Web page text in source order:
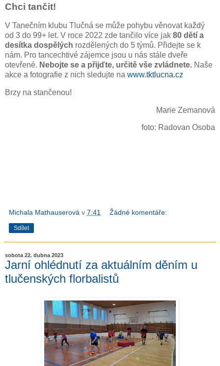
Chci tančit!
V Tanečním klubu Tlučná se může pohybu věnovat každý
od 3 do 99+ let. V roce 2022 zde tančilo více jak 80 dětí a
desítka dospělých rozdělených do 5 týmů. Přidejte se k
nám. Pro tancechtivé zájemce jsou u nás stále dveře
otevřené. Nebojte se a přijďte, určitě vše zvládnete. Naše
akce a fotografie z nich sledujte na www.tktlucna.cz
Brzy na stančenou!
Marie Zemanová
foto: Radovan Osoba
Michala Mathauserová v 7:41 Žádné komentáře:
Sdílet
sobota 22. dubna 2023
Jarní ohlédnutí za aktuálním děním u
tlučenských florbalistů